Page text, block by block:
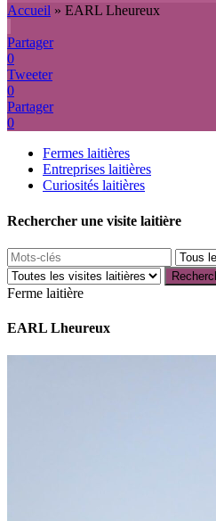
Accueil » EARL Lheureux
Partager
0
Tweeter
0
Partager
0
Fermes laitières
Entreprises laitières
Curiosités laitières
Rechercher une visite laitière
Ferme laitière
EARL Lheureux